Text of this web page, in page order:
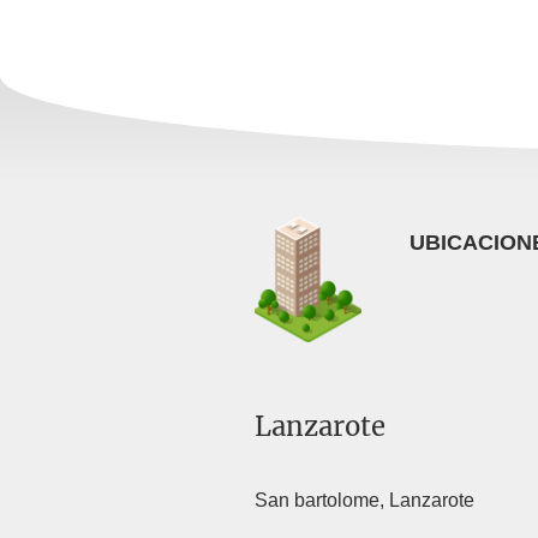
Lanzarote
San bartolome, Lanzarote